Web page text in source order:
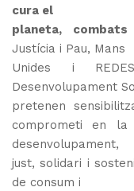
cura el
planeta,
Justícia i Pau, Mans
Unides i
Desenvolupament
pretenen
comprometi en la
desenvolupament,
just, solidari i
de consum i